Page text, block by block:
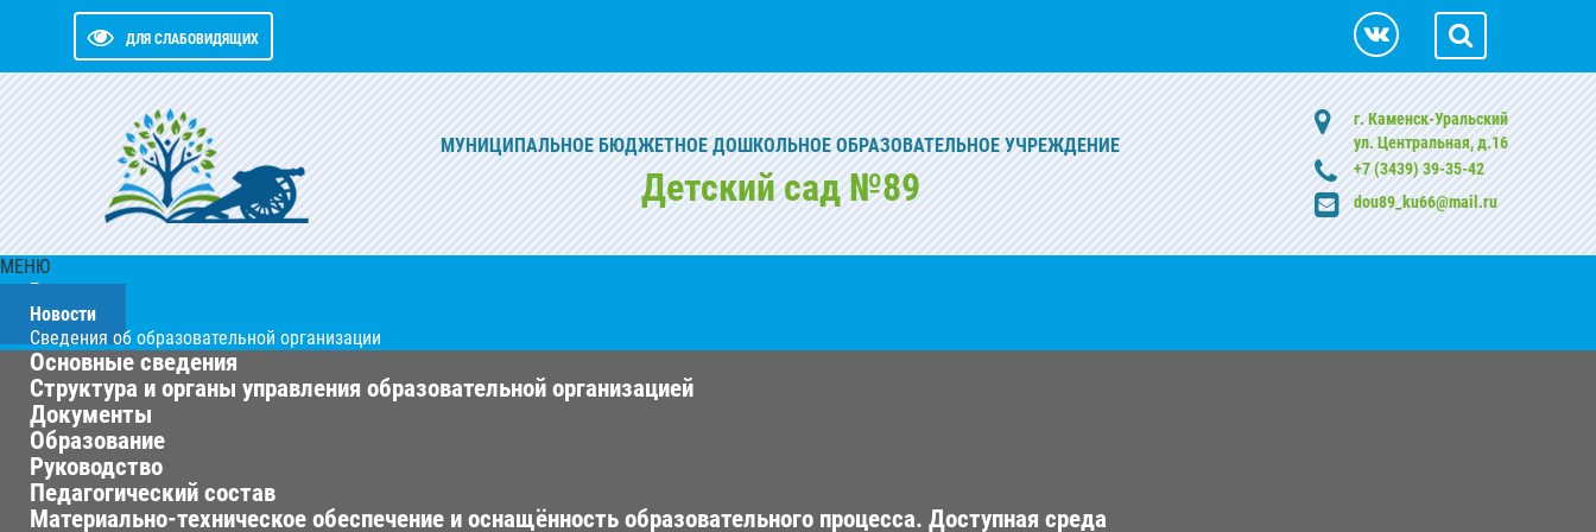
ДЛЯ СЛАБОВИДЯЩИХ
МУНИЦИПАЛЬНОЕ БЮДЖЕТНОЕ ДОШКОЛЬНОЕ ОБРАЗОВАТЕЛЬНОЕ УЧРЕЖДЕНИЕ
Детский сад №89
г. Каменск-Уральский
ул. Центральная, д.16
+7 (3439) 39-35-42
dou89_ku66@mail.ru
МЕНЮ
Главная
Новости
Сведения об образовательной организации
Основные сведения
Структура и органы управления образовательной организацией
Документы
Образование
Руководство
Педагогический состав
Материально-техническое обеспечение и оснащённость образовательного процесса. Доступная среда